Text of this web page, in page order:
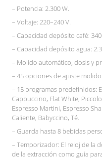
– Potencia: 2.300 W.
– Voltaje: 220–240 V.
– Capacidad depósito café: 340
– Capacidad depósito agua:
– Molido automático, dosis y
– 45 opciones de ajuste molido.
– 15 programas predefinidos:
Cappuccino, Flat White,
Espresso Martini, Espresso
Caliente, Babyccino, Té.
– Guarda hasta 8 bebidas
– Temporizador: El reloj de la
de la extracción como guía